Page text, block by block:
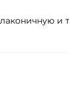
и